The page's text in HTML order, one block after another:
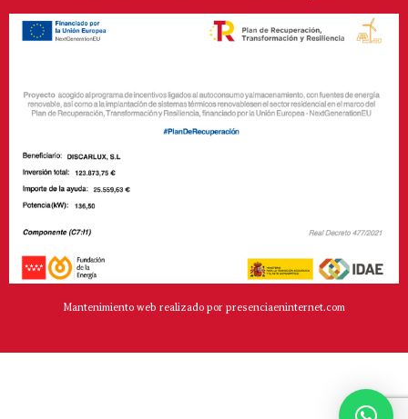
Mantenimiento web realizado por presenciaeninternet.com